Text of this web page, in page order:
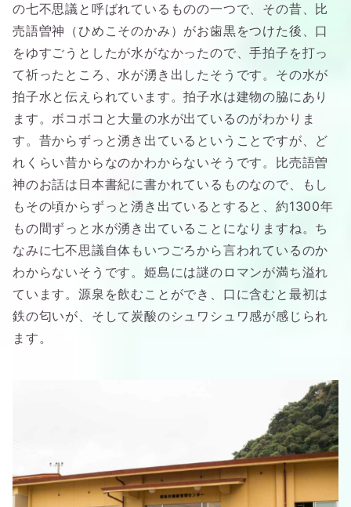
の七不思議と呼ばれているものの一つで、その昔、比
売語曽神（ひめこそのかみ）がお歯黒をつけた後、口
をゆすごうとしたが水がなかったので、手拍子を打っ
て祈ったところ、水が湧き出したそうです。その水が
拍子水と伝えられています。拍子水は建物の脇にあり
ます。ボコボコと大量の水が出ているのがわかりま
す。昔からずっと湧き出ているということですが、ど
れくらい昔からなのかわからないそうです。比売語曽
神のお話は日本書紀に書かれているものなので、もし
もその頃からずっと湧き出ているとすると、約1300年
もの間ずっと水が湧き出ていることになりますね。ち
なみに七不思議自体もいつごろから言われているのか
わからないそうです。姫島には謎のロマンが満ち溢れ
ています。源泉を飲むことができ、口に含むと最初は
鉄の匂いが、そして炭酸のシュワシュワ感が感じられ
ます。